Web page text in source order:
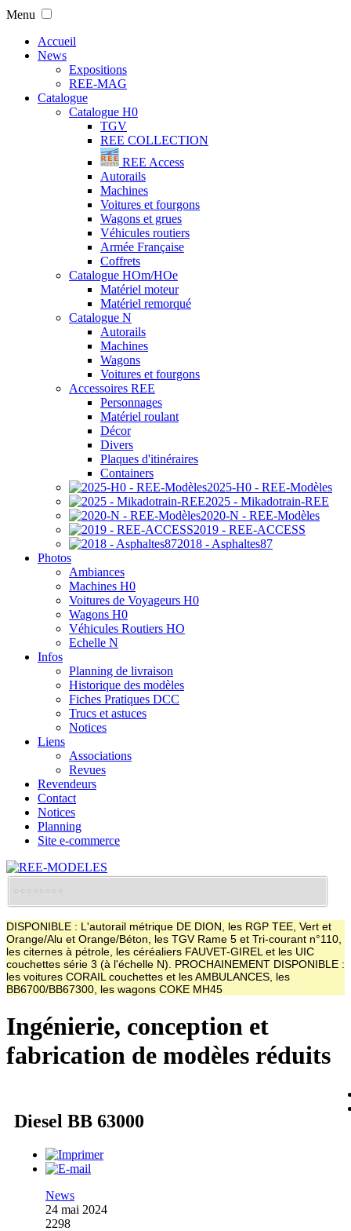
Menu
Accueil
News
Expositions
REE-MAG
Catalogue
Catalogue H0
TGV
REE COLLECTION
REE Access
Autorails
Machines
Voitures et fourgons
Wagons et grues
Véhicules routiers
Armée Française
Coffrets
Catalogue HOm/HOe
Matériel moteur
Matériel remorqué
Catalogue N
Autorails
Machines
Wagons
Voitures et fourgons
Accessoires REE
Personnages
Matériel roulant
Décor
Divers
Plaques d'itinéraires
Containers
2025-H0 - REE-Modèles
2025 - Mikadotrain-REE
2020-N - REE-Modèles
2019 - REE-ACCESS
2018 - Asphaltes87
Photos
Ambiances
Machines H0
Voitures de Voyageurs H0
Wagons H0
Véhicules Routiers HO
Echelle N
Infos
Planning de livraison
Historique des modèles
Fiches Pratiques DCC
Trucs et astuces
Notices
Liens
Associations
Revues
Revendeurs
Contact
Notices
Planning
Site e-commerce
DISPONIBLE : L'autorail métrique DE DION, les RGP TEE, Vert et
Orange/Alu et Orange/Béton, les TGV Rame 5 et Tri-courant n°110,
les citernes à pétrole, les céréaliers FAUVET-GIREL et les UIC
couchettes série 3 (à l'échelle N). PROCHAINEMENT DISPONIBLE :
les voitures CORAIL couchettes et les AMBULANCES, les
BB6700/BB67300, les wagons COKE MH45
Ingénierie, conception et
fabrication de modèles réduits
Diesel BB 63000
News
24 mai 2024
2298